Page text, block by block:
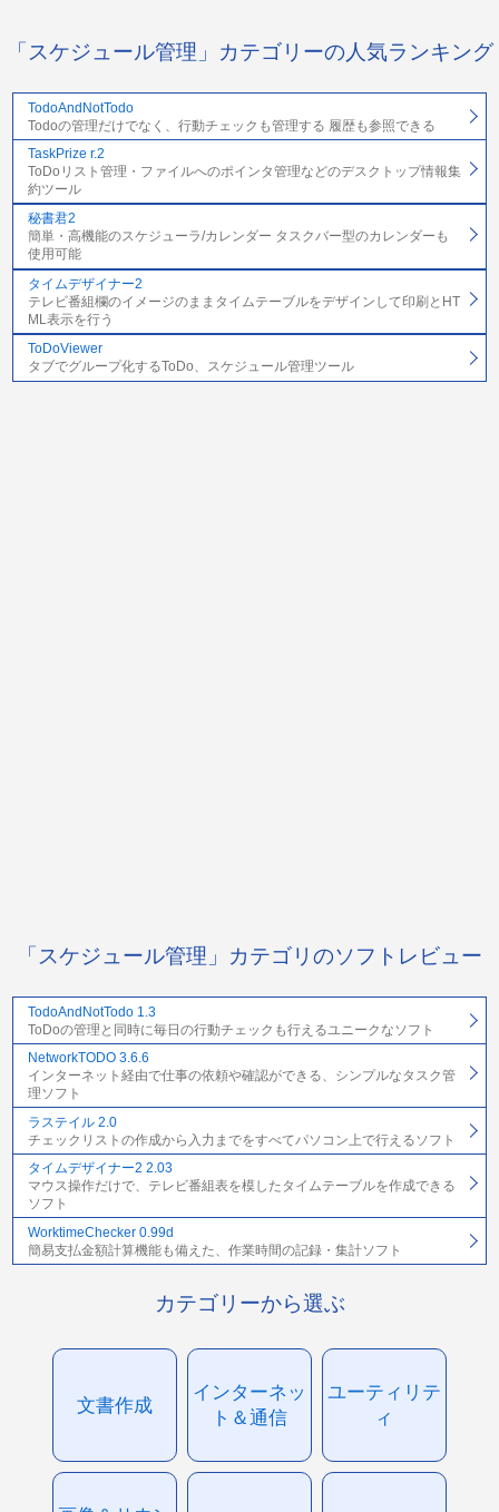
「スケジュール管理」カテゴリーの人気ランキング
TodoAndNotTodo
Todoの管理だけでなく、行動チェックも管理する 履歴も参照できる
TaskPrize r.2
ToDoリスト管理・ファイルへのポインタ管理などのデスクトップ情報集
約ツール
秘書君2
簡単・高機能のスケジューラ/カレンダー タスクバー型のカレンダーも
使用可能
タイムデザイナー2
テレビ番組欄のイメージのままタイムテーブルをデザインして印刷とHT
ML表示を行う
ToDoViewer
タブでグループ化するToDo、スケジュール管理ツール
「スケジュール管理」カテゴリのソフトレビュー
TodoAndNotTodo 1.3
ToDoの管理と同時に毎日の行動チェックも行えるユニークなソフト
NetworkTODO 3.6.6
インターネット経由で仕事の依頼や確認ができる、シンプルなタスク管
理ソフト
ラステイル 2.0
チェックリストの作成から入力までをすべてパソコン上で行えるソフト
タイムデザイナー2 2.03
マウス操作だけで、テレビ番組表を模したタイムテーブルを作成できる
ソフト
WorktimeChecker 0.99d
簡易支払金額計算機能も備えた、作業時間の記録・集計ソフト
カテゴリーから選ぶ
文書作成
インターネッ
ト＆通信
ユーティリテ
ィ